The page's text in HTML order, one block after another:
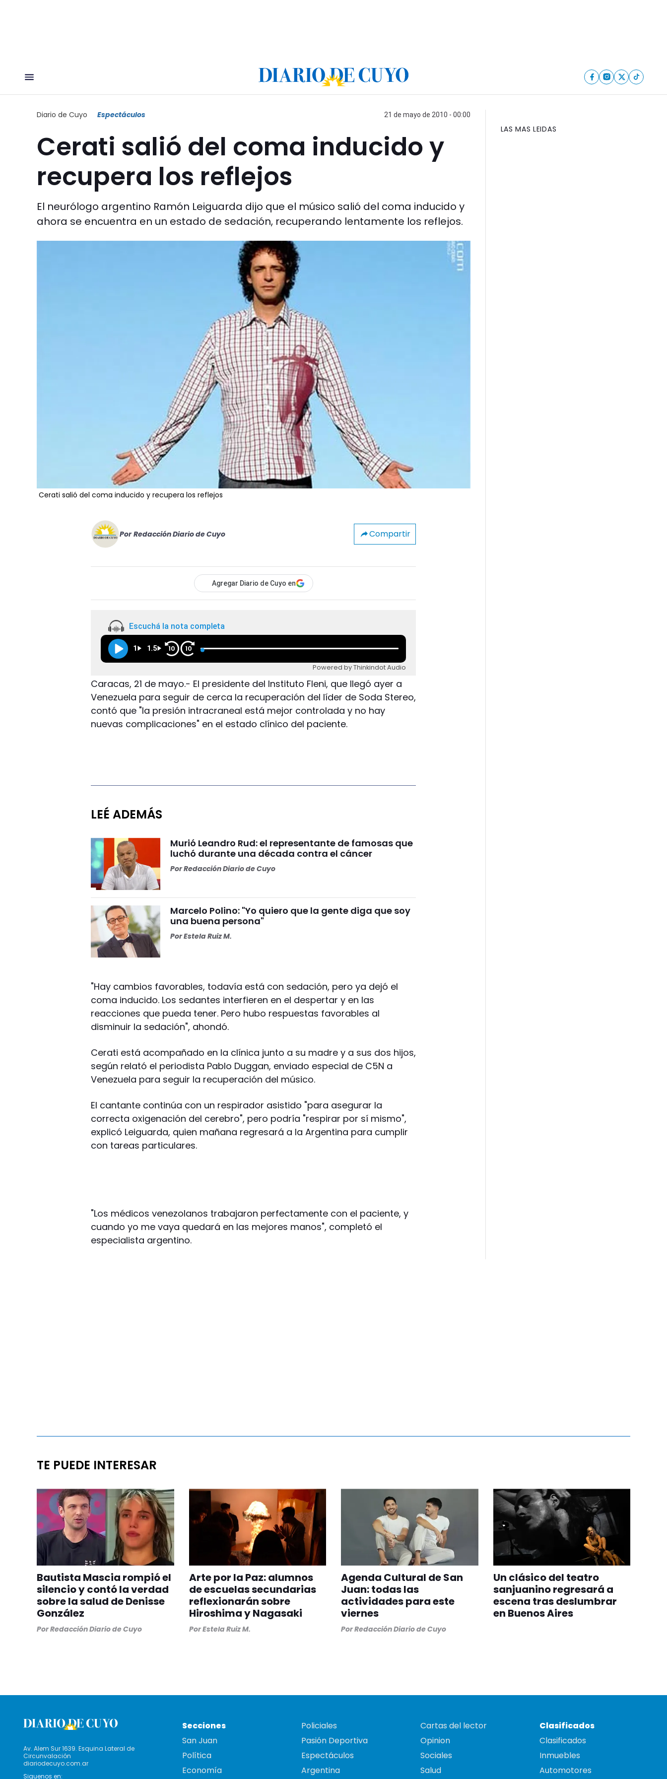
Diario de Cuyo Espectáculos 21 de mayo de 2010 - 00:00
Cerati salió del coma inducido y
recupera los reflejos
El neurólogo argentino Ramón Leiguarda dijo que el músico salió del coma inducido y
ahora se encuentra en un estado de sedación, recuperando lentamente los reflejos.
Cerati salió del coma inducido y recupera los reflejos
Por Redacción Diario de Cuyo Compartir
Agregar Diario de Cuyo en
Escuchá la nota completa
1 1.5 10 10
Powered by Thinkindot Audio
Caracas, 21 de mayo.- El presidente del Instituto Fleni, que llegó ayer a
Venezuela para seguir de cerca la recuperación del líder de Soda Stereo,
contó que "la presión intracraneal está mejor controlada y no hay
nuevas complicaciones" en el estado clínico del paciente.
LEÉ ADEMÁS
Murió Leandro Rud: el representante de famosas que
luchó durante una década contra el cáncer
PorRedacción Diario de Cuyo
Marcelo Polino: "Yo quiero que la gente diga que soy
una buena persona"
PorEstela Ruiz M.
"Hay cambios favorables, todavía está con sedación, pero ya dejó el
coma inducido. Los sedantes interfieren en el despertar y en las
reacciones que pueda tener. Pero hubo respuestas favorables al
disminuir la sedación", ahondó.
Cerati está acompañado en la clínica junto a su madre y a sus dos hijos,
según relató el periodista Pablo Duggan, enviado especial de C5N a
Venezuela para seguir la recuperación del músico.
El cantante continúa con un respirador asistido "para asegurar la
correcta oxigenación del cerebro", pero podría "respirar por sí mismo",
explicó Leiguarda, quien mañana regresará a la Argentina para cumplir
con tareas particulares.
"Los médicos venezolanos trabajaron perfectamente con el paciente, y
cuando yo me vaya quedará en las mejores manos", completó el
especialista argentino.
LAS MAS LEIDAS
TE PUEDE INTERESAR
Bautista Mascia rompió el
silencio y contó la verdad
sobre la salud de Denisse
González
PorRedacción Diario de Cuyo
Arte por la Paz: alumnos
de escuelas secundarias
reflexionarán sobre
Hiroshima y Nagasaki
PorEstela Ruiz M.
Agenda Cultural de San
Juan: todas las
actividades para este
viernes
PorRedacción Diario de Cuyo
Un clásico del teatro
sanjuanino regresará a
escena tras deslumbrar
en Buenos Aires
Av. Alem Sur 1639. Esquina Lateral de
Circunvalación
diariodecuyo.com.ar
Siguenos en:
Secciones
San Juan
Política
Economía
Policiales
Pasión Deportiva
Espectáculos
Argentina
Cartas del lector
Opinion
Sociales
Salud
Clasificados
Clasificados
Inmuebles
Automotores